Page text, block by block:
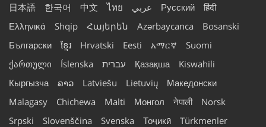
日本語
한국어 中文 ไทย عربي Русский
हिंदी
Ελληνικά
Shqip Հայերեն Azərbaycanca
Bosanski
Български
ខ្មែរ Hrvatski Eesti አማርኛ
Suomi
ქართული
Íslenska עברית Қазақша
Kiswahili
Кыргызча
ລາວ Latviešu Lietuvių
Македонски
Malagasy
Chichewa Malti Монгол नेपाली
Norsk
Srpski
Slovenščina Svenska Тоҷикӣ Türkmenler